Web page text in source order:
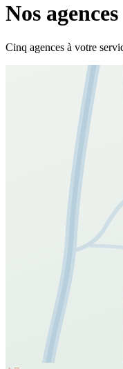
Nos agences
Cinq agences à votre